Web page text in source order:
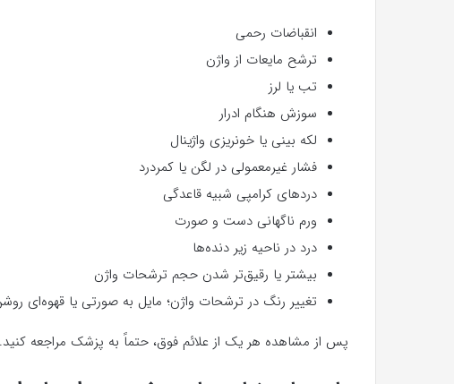
انقباضات رحمی
ترشح مایعات از واژن
تب یا لرز
سوزش هنگام ادرار
لکه بینی یا خونریزی واژینال
فشار غیرمعمولی در لگن یا کمردرد
دردهای کرامپی شبیه قاعدگی
ورم ناگهانی دست و صورت
درد در ناحیه زیر دنده‌ها
بیشتر یا رقیق‌تر شدن حجم ترشحات واژن
تغییر رنگ در ترشحات واژن؛ مایل به صورتی یا قهوه‌ای
پس از مشاهده هر یک از علائم فوق، حتماً به پزشک مراجعه کنید.